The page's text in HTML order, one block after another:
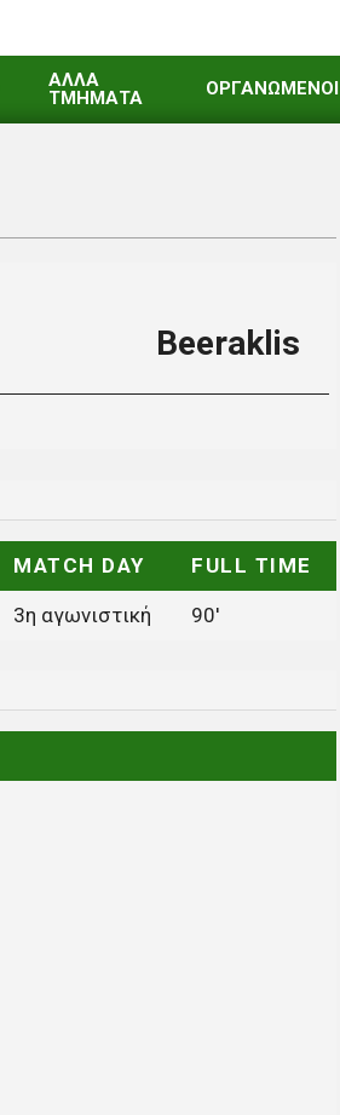
ΑΛΛΑ
ΤΜΗΜΑΤΑ
ΟΡΓΑΝΩΜΕΝΟΙ
Beeraklis
MATCH DAY FULL TIME
3η αγωνιστική 90'